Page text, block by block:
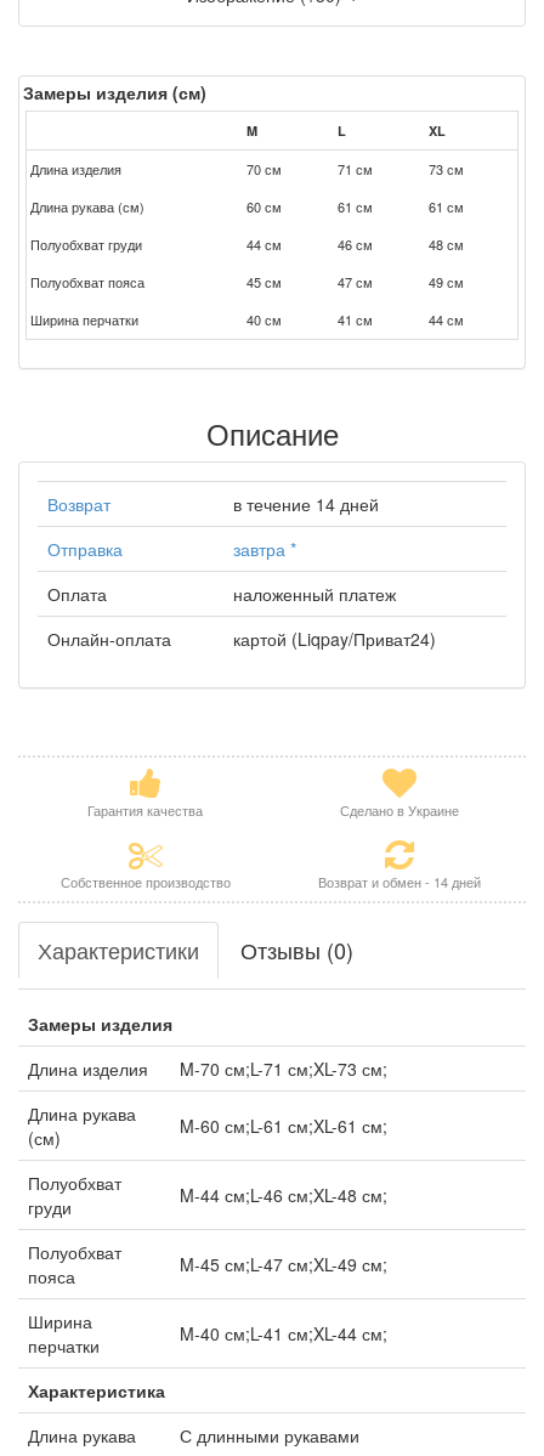
Замеры изделия (см)
M L XL
Длина изделия 70 см 71 см
73 см
Длина рукава (см)
60 см 61 см
61 см
Полуобхват груди
44 см 46 см
48 см
Полуобхват пояса
45 см 47 см
49 см
Ширина перчатки
40 см 41 см 44 см
Описание
Возврат
в течение 14 дней
Отправка
завтра *
Оплата
наложенный платеж
Онлайн-оплата
картой (Liqpay/Приват24)
Гарантия качества Сделано в Украине
Собственное производство Возврат и обмен - 14 дней
Характеристики Отзывы (0)
Замеры изделия
Длина изделия
M-70 см;L-71 см;XL-73 см;
Длина рукава
(см)
M-60 см;L-61 см;XL-61 см;
Полуобхват
груди
M-44 см;L-46 см;XL-48 см;
Полуобхват
пояса
M-45 см;L-47 см;XL-49 см;
Ширина
перчатки
M-40 см;L-41 см;XL-44 см;
Характеристика
Длина рукава
С длинными рукавами